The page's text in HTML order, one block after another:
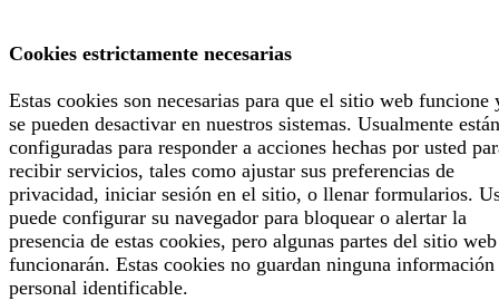
Cookies estrictamente necesarias
Estas cookies son necesarias para que el sitio web funcione
se pueden desactivar en nuestros sistemas. Usualmente están
configuradas para responder a acciones hechas por usted
recibir servicios, tales como ajustar sus preferencias de
privacidad, iniciar sesión en el sitio, o llenar formularios.
puede configurar su navegador para bloquear o alertar la
presencia de estas cookies, pero algunas partes del sitio
funcionarán. Estas cookies no guardan ninguna información
personal identificable.